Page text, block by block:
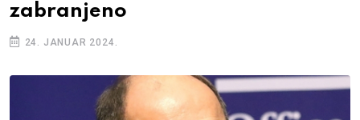
zabranjeno
24. JANUAR 2024.